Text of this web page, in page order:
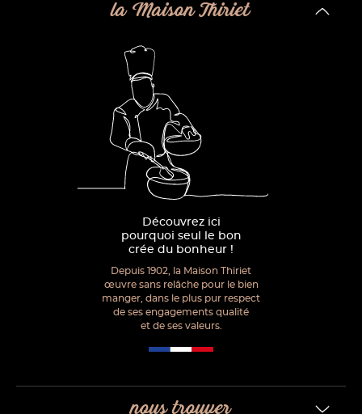
la Maison Thiriet
Découvrez ici
pourquoi seul le bon
crée du bonheur !
Depuis 1902, la Maison Thiriet
œuvre sans relâche pour le bien
manger, dans le plus pur respect
de ses engagements qualité
et de ses valeurs.
nous trouver